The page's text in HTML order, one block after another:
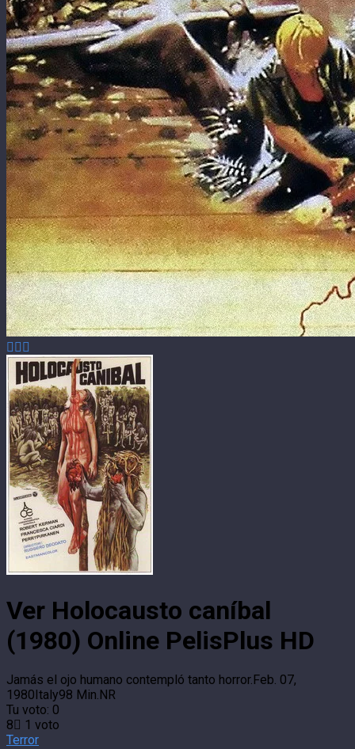
Ver Holocausto caníbal
(1980) Online PelisPlus HD
Jamás el ojo humano contempló tanto horror.Feb. 07,
1980Italy98 Min.NR
Tu voto: 0
8
1 voto
Terror